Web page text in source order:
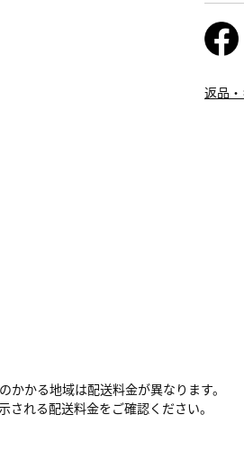
返品
かかる地域は配送料金が異なります。
される配送料金をご確認ください。